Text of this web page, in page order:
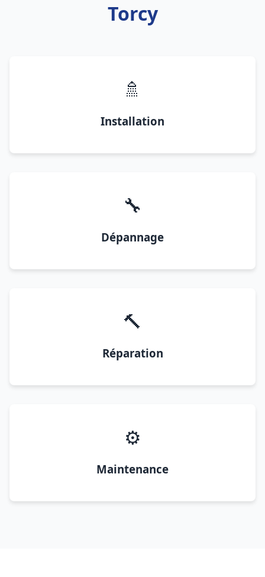
Torcy
🚿
Installation
🔧
Dépannage
🔨
Réparation
⚙️
Maintenance